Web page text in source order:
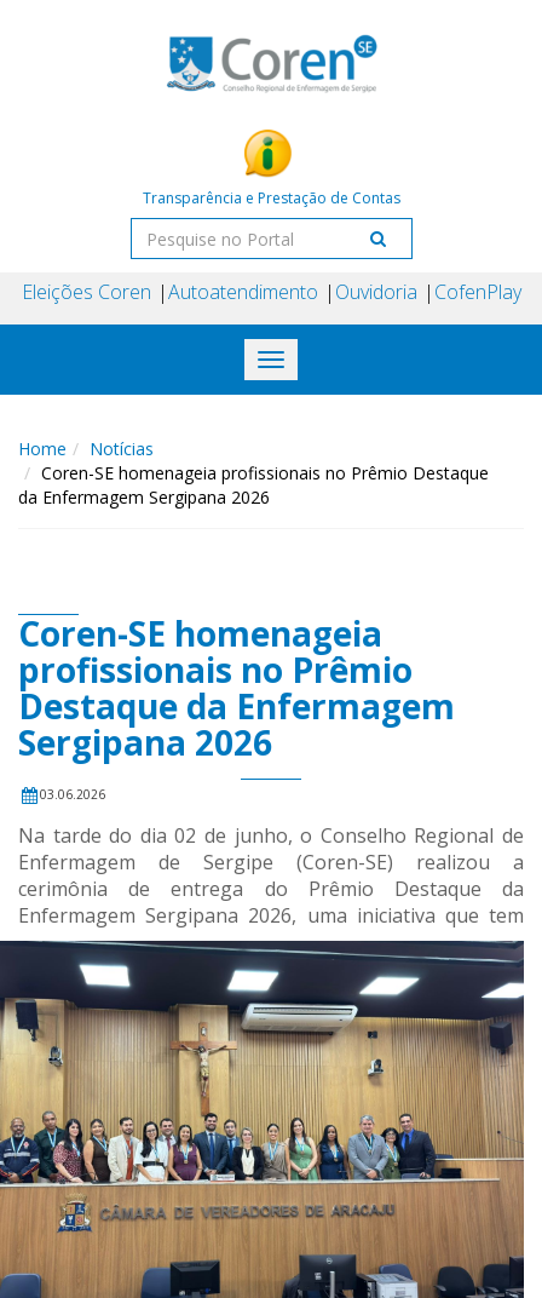
Transparência e Prestação de Contas
Eleições Coren Autoatendimento Ouvidoria CofenPlay
Toggle
navigation
Home
Notícias
Coren-SE homenageia profissionais no Prêmio Destaque
da Enfermagem Sergipana 2026
Coren-SE homenageia
profissionais no Prêmio
Destaque da Enfermagem
Sergipana 2026
03.06.2026
Na tarde do dia 02 de junho, o Conselho Regional de
Enfermagem de Sergipe (Coren-SE) realizou a
cerimônia de entrega do Prêmio Destaque da
Enfermagem Sergipana 2026, uma iniciativa que tem